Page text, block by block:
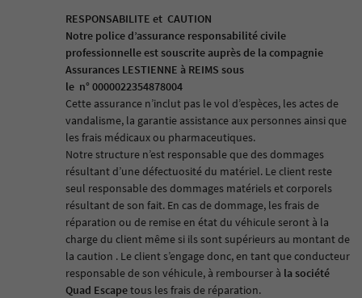
RESPONSABILITE et CAUTION
Notre police d’assurance responsabilité civile
professionnelle est souscrite auprès de la compagnie
Assurances LESTIENNE à REIMS sous
le n° 0000022354878004
Cette assurance n’inclut pas le vol d’espèces, les actes de
vandalisme, la garantie assistance aux personnes ainsi que
les frais médicaux ou pharmaceutiques.
Notre structure n’est responsable que des dommages
résultant d’une défectuosité du matériel. Le client reste
seul responsable des dommages matériels et corporels
résultant de son fait. En cas de dommage, les frais de
réparation ou de remise en état du véhicule seront à la
charge du client même si ils sont supérieurs au montant de
la caution . Le client s’engage donc, en tant que conducteur
responsable de son véhicule, à rembourser à la société
Quad Escapetous les frais de réparation.